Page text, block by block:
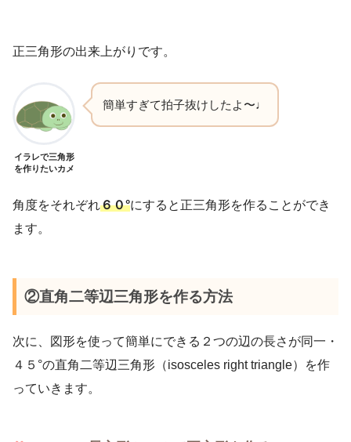
正三角形の出来上がりです。
イラレで三角形
を作りたいカメ
簡単すぎて拍子抜けしたよ〜♩
角度をそれぞれ６０°にすると正三角形を作ることができ
ます。
②直角二等辺三角形を作る方法
次に、図形を使って簡単にできる２つの辺の長さが同一・
４５°の直角二等辺三角形（isosceles right triangle）を作
っていきます。